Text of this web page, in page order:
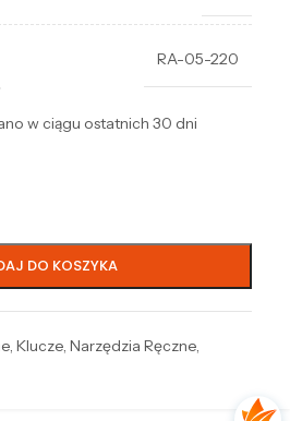
RA-05-220
w ciągu ostatnich 30 dni
DO KOSZYKA
, Klucze, Narzędzia Ręczne,